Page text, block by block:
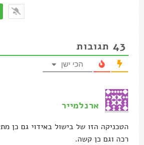
43 תגובות
הכי ישן
ארנלמייר
הטכניקה הזו של בישול באידוי גם כן
רכה וגם כן קשה.